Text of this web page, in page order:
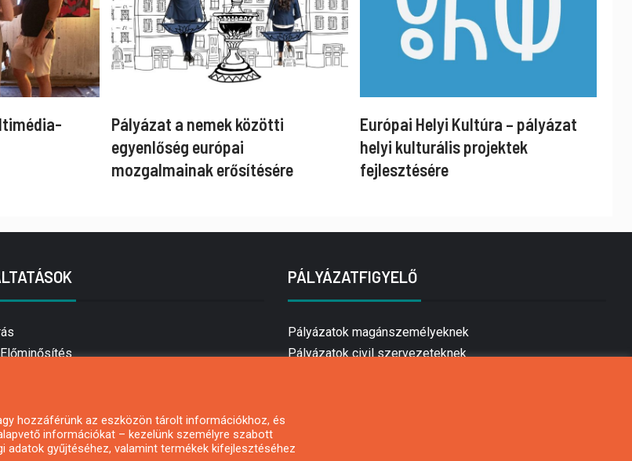
Pályázat a nemek közötti
egyenlőség európai
mozgalmainak erősítésére
Európai Helyi Kultúra – pályázat
helyi kulturális projektek
fejlesztésére
pályázatírás
magánszemélyeknek
PÁLYÁZATFIGYELŐ
Pályázatok magánszemélyeknek
Pályázatok civil szervezeteknek
hozzáférünk az eszközön tárolt információkhoz, és
információkat – kezelünk személyre szabott
gyűjtéséhez, valamint termékek kifejlesztéséhez